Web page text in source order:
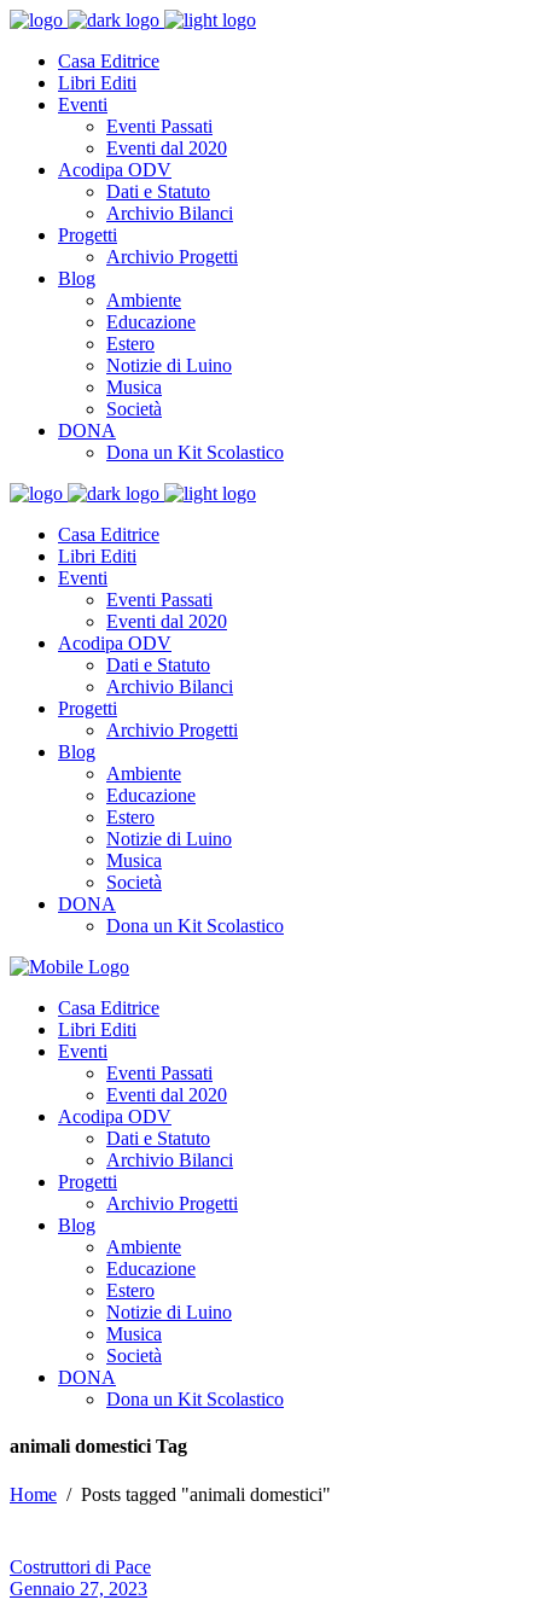
Casa Editrice
Libri Editi
Eventi
Eventi Passati
Eventi dal 2020
Acodipa ODV
Dati e Statuto
Archivio Bilanci
Progetti
Archivio Progetti
Blog
Ambiente
Educazione
Estero
Notizie di Luino
Musica
Società
DONA
Dona un Kit Scolastico
Casa Editrice
Libri Editi
Eventi
Eventi Passati
Eventi dal 2020
Acodipa ODV
Dati e Statuto
Archivio Bilanci
Progetti
Archivio Progetti
Blog
Ambiente
Educazione
Estero
Notizie di Luino
Musica
Società
DONA
Dona un Kit Scolastico
Casa Editrice
Libri Editi
Eventi
Eventi Passati
Eventi dal 2020
Acodipa ODV
Dati e Statuto
Archivio Bilanci
Progetti
Archivio Progetti
Blog
Ambiente
Educazione
Estero
Notizie di Luino
Musica
Società
DONA
Dona un Kit Scolastico
animali domestici Tag
Home / Posts tagged "animali domestici"
Costruttori di Pace
Gennaio 27, 2023